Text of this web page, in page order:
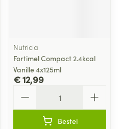
Nutricia
Fortimel Compact 2.4kcal
Vanille 4x125ml
€ 12,99
Bestel